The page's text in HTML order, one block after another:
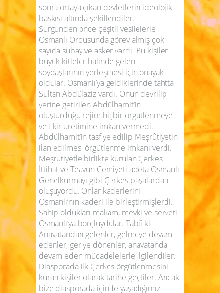
sonra ortaya çıkan devletlerin ideolojik
baskısı altında şekillendiler.
Sürgünden önce çeşitli vesilelerle
Osmanlı Ordusunda görev almış çok
sayıda subay ve asker vardı. Bu kişiler
büyük kitleler halinde gelen
soydaşlarının yerleşmesi için önayak
oldular. Osmanlı’ya geldiklerinde tahtta
Sultan Abdülaziz vardı. Onun devrilip
yerine getirilen Abdülhamit’in
oluşturduğu rejim hiçbir örgütlenmeye
ve fikir üretimine imkan vermedi.
Abdülhamit’in tasfiye edilip Meşrûtiyetin
ilan edilmesi örgütlenme imkanı verdi.
Meşrutiyetle birlikte kurulan Çerkes
İttihat ve Teavün Cemiyeti adeta Osmanlı
Genelkurmayı gibi Çerkes paşalardan
oluşuyordu. Onlar kaderlerini
Osmanlı’nın kaderi ile birleştirmişlerdi.
Sahip oldukları makam, mevki ve serveti
Osmanlı’ya borçluydular. Tabiî ki
Anavatandan gelenler, gelmeye devam
edenler, geriye dönenler, anavatanda
devam eden mücadelelerle ilgilendiler.
Diasporada ilk Çerkes örgütlenmesini
kuran kişiler olarak tarihe geçtiler. Ancak
bize diasporada içinde yaşadığımız